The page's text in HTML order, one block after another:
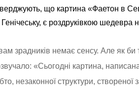
що картина «Фаетон в
є роздруківкою шедевра
зрадників немає сенсу. Але як би
«Сьогодні картина,
незаконної структури, створеної